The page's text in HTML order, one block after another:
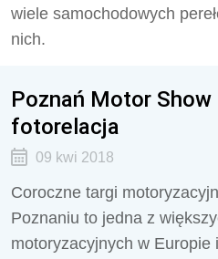
wiele samochodowych
nich.
Poznań Motor Show
fotorelacja
09 kwi 2018
Coroczne targi
Poznaniu to jedna z
motoryzacyjnych w Europie